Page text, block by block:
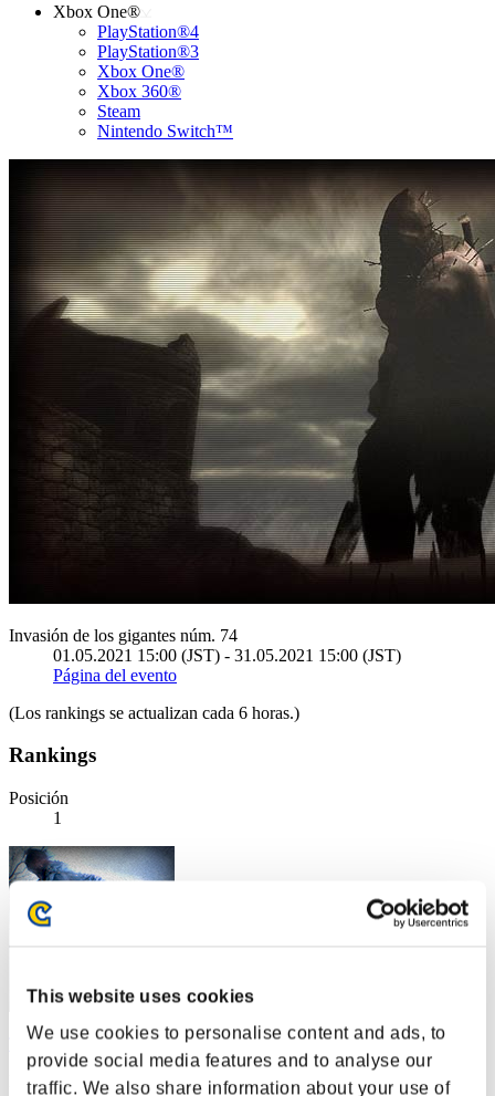
This website uses cookies
We use cookies to personalise content and ads, to
provide social media features and to analyse our
traffic. We also share information about your use of
Xbox One®
PlayStation®4
PlayStation®3
Xbox One®
Xbox 360®
Steam
Nintendo Switch™
Invasión de los gigantes núm. 74
01.05.2021 15:00 (JST) - 31.05.2021 15:00 (JST)
Página del evento
(Los rankings se actualizan cada 6 horas.)
Rankings
Posición
1
Thanatos
Puntos:131983565